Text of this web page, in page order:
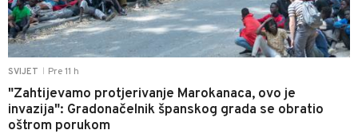
SVIJET Pre 11 h
"Zahtijevamo protjerivanje Marokanaca, ovo je
invazija": Gradonačelnik španskog grada se obratio
oštrom porukom